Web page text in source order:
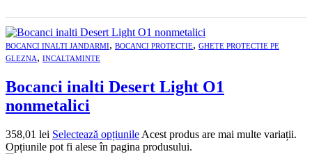
BOCANCI INALTI JANDARMI, BOCANCI PROTECTIE, GHETE PROTECTIE PE
GLEZNA, INCALTAMINTE
Bocanci inalti Desert Light O1
nonmetalici
358,01 lei Selectează opțiunileAcest produs are mai multe variații.
Opțiunile pot fi alese în pagina produsului.